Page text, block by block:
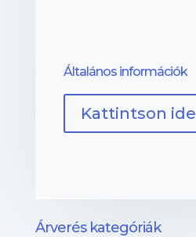
Általános információk
Kattintson ide
Árverés kategóriák